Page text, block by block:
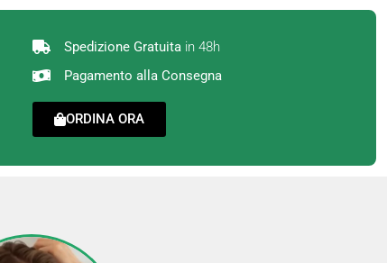
Spedizione Gratuita in 48h
Pagamento alla Consegna
ORDINA ORA